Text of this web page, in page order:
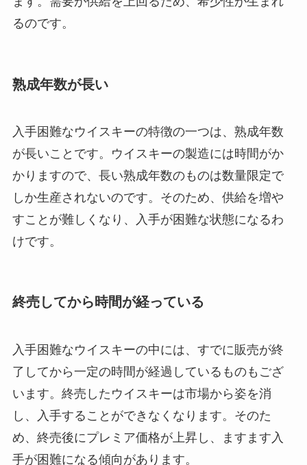
るのです。
熟成年数が長い
入手困難なウイスキーの特徴の一つは、熟成年数
が長いことです。ウイスキーの製造には時間がか
かりますので、長い熟成年数のものは数量限定で
しか生産されないのです。そのため、供給を増や
すことが難しくなり、入手が困難な状態になるわ
けです。
終売してから時間が経っている
入手困難なウイスキーの中には、すでに販売が終
了してから一定の時間が経過しているものもござ
います。終売したウイスキーは市場から姿を消
し、入手することができなくなります。そのた
め、終売後にプレミア価格が上昇し、ますます入
手が困難になる傾向があります。